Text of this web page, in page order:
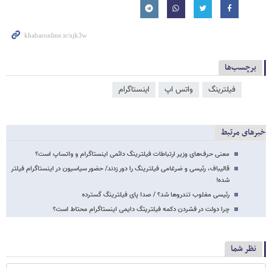
برچسب‌ها
فیلترینگ واتس اپ اینستاگرام
خبرهای مرتبط
معنی حرف‌های وزیر ارتباطات فیلترینگ دائمی اینستاگرام و واتساپ است؟
قالیباف، رئیسی و ضرغامی فیلترینگ را دور زدند/ حضور سیاسیون در اینستاگرام فیلتر
شده!
رئیسی مغلوب تندروها شد؟ / صدا پای فیلترینگ گسترده
چرا دولت در فشردن دکمه فیلتریتگ دایمی اینستاگرام محتاط است؟
نظر شما